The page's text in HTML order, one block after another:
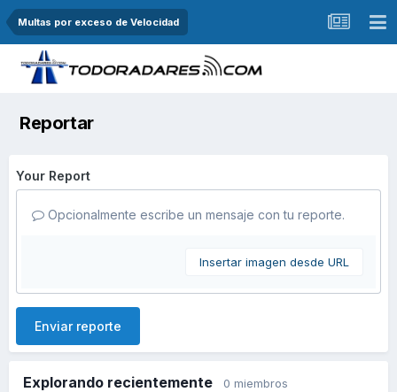
Multas por exceso de Velocidad
Reportar
Your Report
Opcionalmente escribe un mensaje con tu reporte.
Insertar imagen desde URL
Enviar reporte
Explorando recientemente 0 miembros